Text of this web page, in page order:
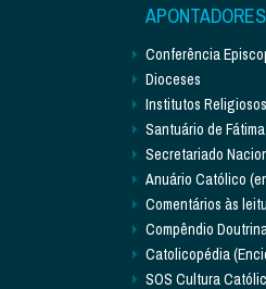
APONTADORES
Conferência
Dioceses
Institutos
Santuário de Fátima
Secretariado
Anuário Católico
Comentários às
Compêndio
Catolicopédia
SOS Cultura